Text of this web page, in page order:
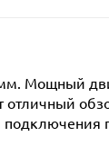
Мощный
отличный